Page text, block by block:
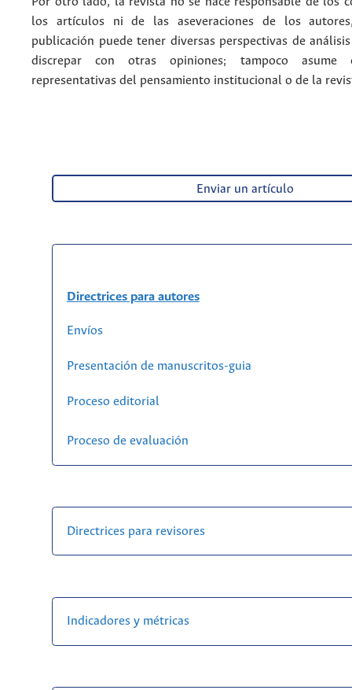
los artículos ni de las aseveraciones de los
publicación puede tener diversas perspectivas de
discrepar con otras opiniones; tampoco asume
representativas del pensamiento institucional o de la
Enviar un artículo
Directrices para autores
Envíos
Presentación de manuscritos-guia
Proceso editorial
Proceso de evaluación
Directrices para revisores
Indicadores y métricas